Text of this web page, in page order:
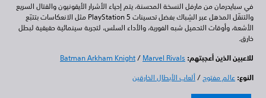
في سبايدرمان من مارفل النسخة المحسنة، يتم إحياء الأشرار الأيقونيون والقتال السريع
والتنقّل المذهل عبر الشِباك بفضل تحسينات PlayStation 5 مثل الانعكاسات بتتبّع
الأشعة، وأوقات التحميل شبه الفورية، والأداء السلس، لتجربة سينمائية حقيقية لبطل
خارق.
للاعبين الذين أعجبتهم: Batman Arkham Knight/Marvel Rivals
النوع:عالم مفتوح/ألعاب الأبطال الخارقين